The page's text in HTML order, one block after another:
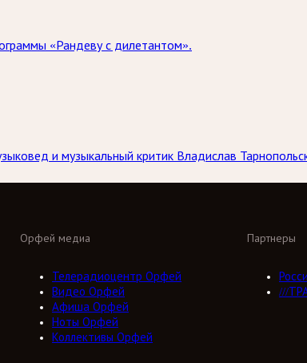
«Рандеву с дилетантом».
и музыкальный критик Владислав
Орфей медиа
Телерадиоцентр Орфей
Видео Орфей
Афиша Орфей
Ноты Орфей
Коллективы Орфей
Партнеры
///